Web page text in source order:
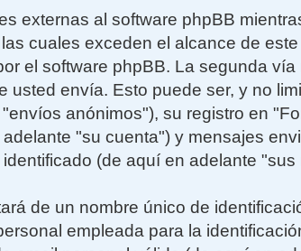
externas al software phpBB
cuales exceden el alcance de
el software phpBB. La segunda
usted envía. Esto puede ser, y no
anónimos"), su registro en
"su cuenta") y mensajes
(de aquí en adelante "sus
de un nombre único de
empleada para la